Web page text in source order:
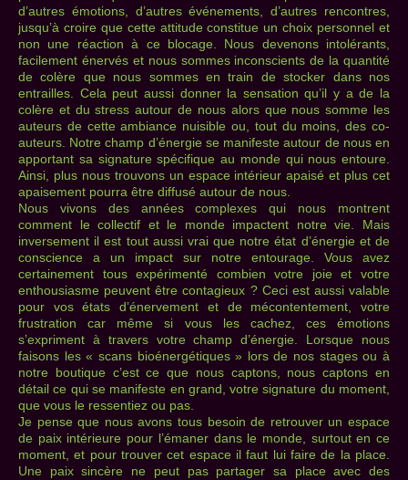
d’autres émotions, d’autres événements, d’autres rencontres,
jusqu’à croire que cette attitude constitue un choix personnel et
non une réaction à ce blocage. Nous devenons intolérants,
facilement énervés et nous sommes inconscients de la quantité
de colère que nous sommes en train de stocker dans nos
entrailles. Cela peut aussi donner la sensation qu’il y a de la
colère et du stress autour de nous alors que nous somme les
auteurs de cette ambiance nuisible ou, tout du moins, des co-
auteurs. Notre champ d’énergie se manifeste autour de nous en
apportant sa signature spécifique au monde qui nous entoure.
Ainsi, plus nous trouvons un espace intérieur apaisé et plus cet
apaisement pourra être diffusé autour de nous.
Nous vivons des années complexes qui nous montrent
comment le collectif et le monde impactent notre vie. Mais
inversement il est tout aussi vrai que notre état d’énergie et de
conscience a un impact sur notre entourage. Vous avez
certainement tous expérimenté combien votre joie et votre
enthousiasme peuvent être contagieux ? Ceci est aussi valable
pour vos états d’énervement et de mécontentement, votre
frustration car même si vous les cachez, ces émotions
s’expriment à travers votre champ d’énergie. Lorsque nous
faisons les « scans bioénergétiques » lors de nos stages ou à
notre boutique c’est ce que nous captons, nous captons en
détail ce qui se manifeste en grand, votre signature du moment,
que vous le ressentiez ou pas.
Je pense que nous avons tous besoin de retrouver un espace
de paix intérieure pour l’émaner dans le monde, surtout en ce
moment, et pour trouver cet espace il faut lui faire de la place.
Une paix sincère ne peut pas partager sa place avec des